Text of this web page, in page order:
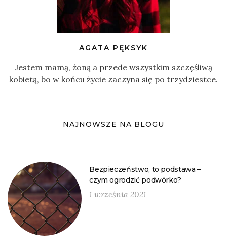
AGATA PĘKSYK
Jestem mamą, żoną a przede wszystkim szczęśliwą
kobietą, bo w końcu życie zaczyna się po trzydziestce.
NAJNOWSZE NA BLOGU
Bezpieczeństwo, to podstawa –
czym ogrodzić podwórko?
1 września 2021